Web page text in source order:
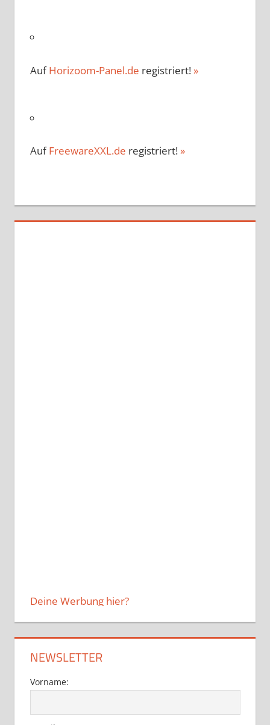
AufHorizoom-Panel.de registriert!»
AufFreewareXXL.de registriert!»
Deine Werbung hier?
NEWSLETTER
Vorname: